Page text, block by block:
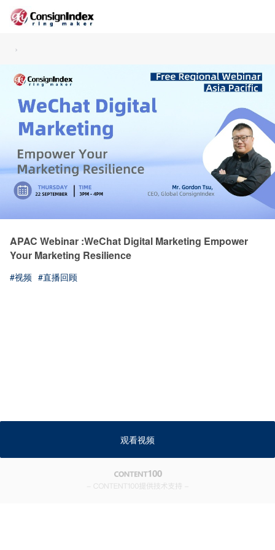
›
APAC Webinar :WeChat Digital Marketing Empower
Your Marketing Resilience
#视频 #直播回顾
观看视频